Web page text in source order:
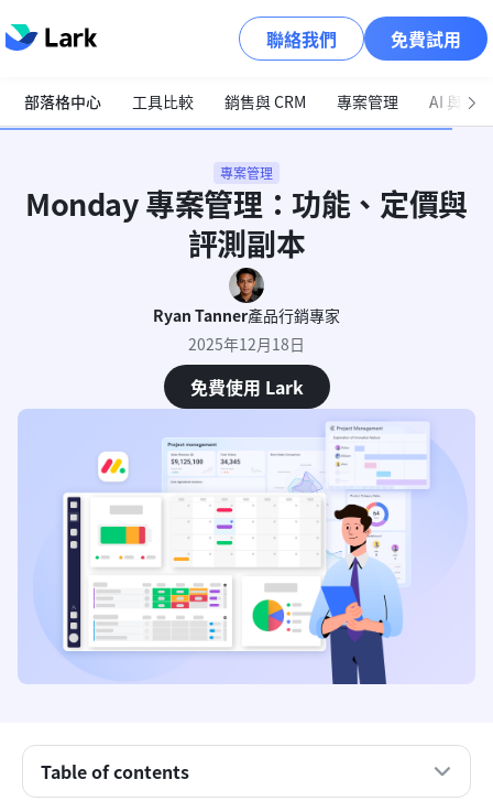
聯絡我們 免費試用
部落格中心 工具比較 銷售與 CRM 專案管理 AI 與自
專案管理
Monday 專案管理：功能、定價與
評測副本
Ryan Tanner產品行銷專家
2025年12月18日
免費使用 Lark
Table of contents
Monday.com 概覽
Monday 在專案管理中的運作方式